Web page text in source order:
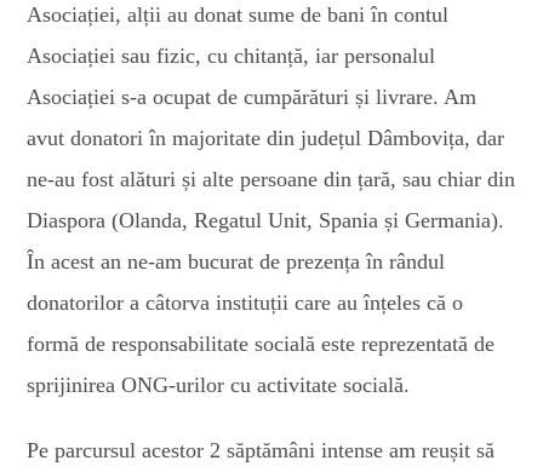
Asociației, alții au donat sume de bani în contul
Asociației sau fizic, cu chitanță, iar personalul
Asociației s-a ocupat de cumpărături și livrare. Am
avut donatori în majoritate din județul Dâmbovița, dar
ne-au fost alături și alte persoane din țară, sau chiar din
Diaspora (Olanda, Regatul Unit, Spania și Germania).
În acest an ne-am bucurat de prezența în rândul
donatorilor a câtorva instituții care au înțeles că o
formă de responsabilitate socială este reprezentată de
sprijinirea ONG-urilor cu activitate socială.
Pe parcursul acestor 2 săptămâni intense am reușit să